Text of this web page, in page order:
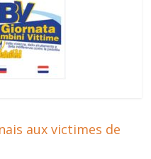
aux victimes de